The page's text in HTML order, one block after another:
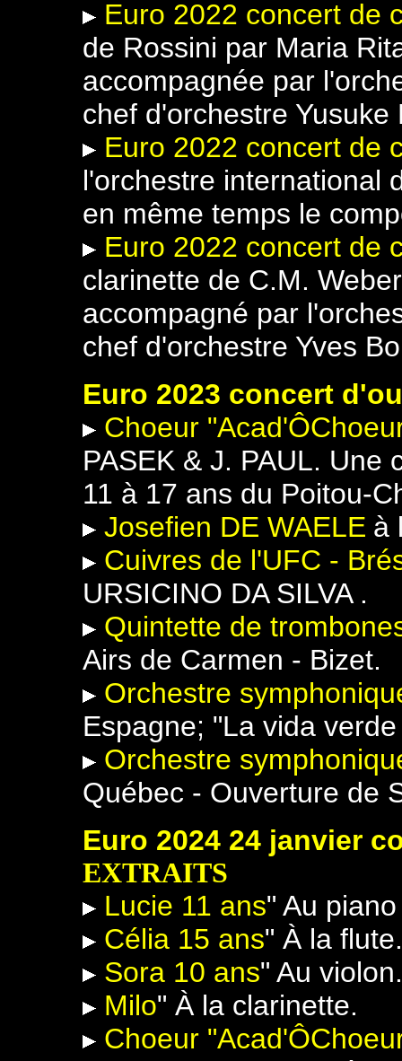
Euro 2022 concert de
de Rossini par Maria
accompagnée par
chef d'orchestre Yusuke
Euro 2022 concert de
l'orchestre international
en même temps le
Euro 2022 concert de
clarinette de C.M.
accompagné par
chef d'orchestre Yves
Euro 2023 concert
Choeur
PASEK & J. PAUL. Une
11 à 17 ans du Poitou-
Josefien DE WAELE à
Cuivres de l'UFC -
URSICINO DA SILVA .
Quintette de
Airs de Carmen - Bizet.
Orchestre
Espagne; "La vida
Orchestre
Québec - Ouverture de
Euro 2024 24 janvier
EXTRAITS
Lucie 11 ans" Au
Célia 15 ans" À la flute.
Sora 10 ans" Au violon.
Milo" À la clarinette.
Choeur